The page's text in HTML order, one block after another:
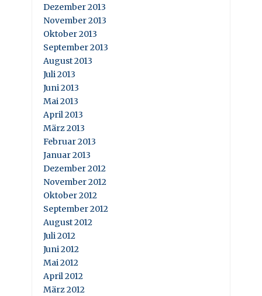
Dezember 2013
November 2013
Oktober 2013
September 2013
August 2013
Juli 2013
Juni 2013
Mai 2013
April 2013
März 2013
Februar 2013
Januar 2013
Dezember 2012
November 2012
Oktober 2012
September 2012
August 2012
Juli 2012
Juni 2012
Mai 2012
April 2012
März 2012